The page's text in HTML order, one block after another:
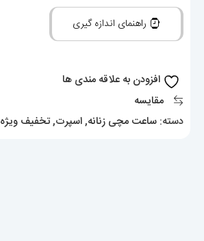
کوارتز
دورنگ
صفحه
طوسی
راهنمای اندازه گیری
افزودن به علاقه مندی ها
مقایسه
دسته: ساعت مچی زنانه,اسپرت,تخفیف ویژه